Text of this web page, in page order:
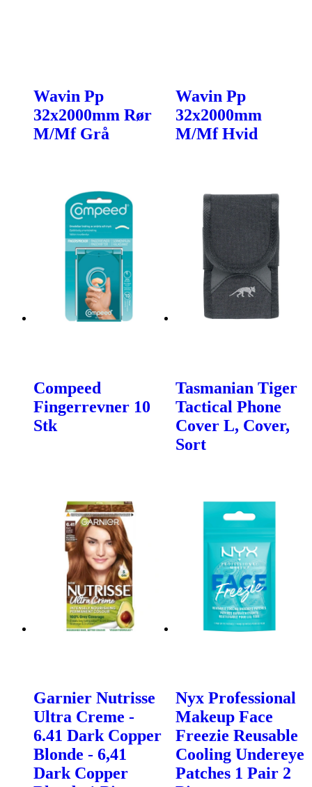
Wavin Pp
32x2000mm Rør
M/Mf Grå
Wavin Pp
32x2000mm
M/Mf Hvid
Compeed
Fingerrevner 10
Stk
Tasmanian Tiger
Tactical Phone
Cover L, Cover,
Sort
Garnier Nutrisse
Ultra Creme -
6.41 Dark Copper
Blonde - 6,41
Dark Copper
Nyx Professional
Makeup Face
Freezie Reusable
Cooling Undereye
Patches 1 Pair 2